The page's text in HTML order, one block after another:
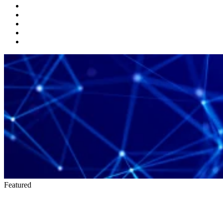
Featured